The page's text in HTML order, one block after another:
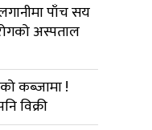
पाँच सय
अस्पताल
कब्जामा !
विक्री